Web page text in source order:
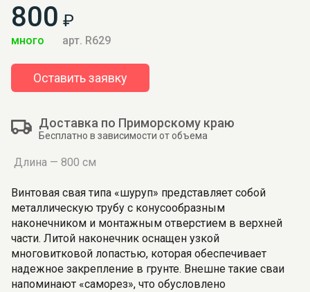
800 ₽
много арт. R629
Оставить заявку
Доставка по Приморскому краю
Бесплатно в зависимости от объема
Длина — 800 см
Винтовая свая типа «шуруп» представляет собой
металлическую трубу с конусообразным
наконечником и монтажным отверстием в верхней
части. Литой наконечник оснащен узкой
многовитковой лопастью, которая обеспечивает
надежное закрепление в грунте. Внешне такие сваи
напоминают «саморез», что обусловлено